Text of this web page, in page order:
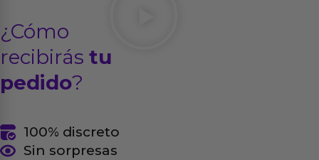
¿Cómo
recibirás tu
pedido?
100% discreto
Sin sorpresas